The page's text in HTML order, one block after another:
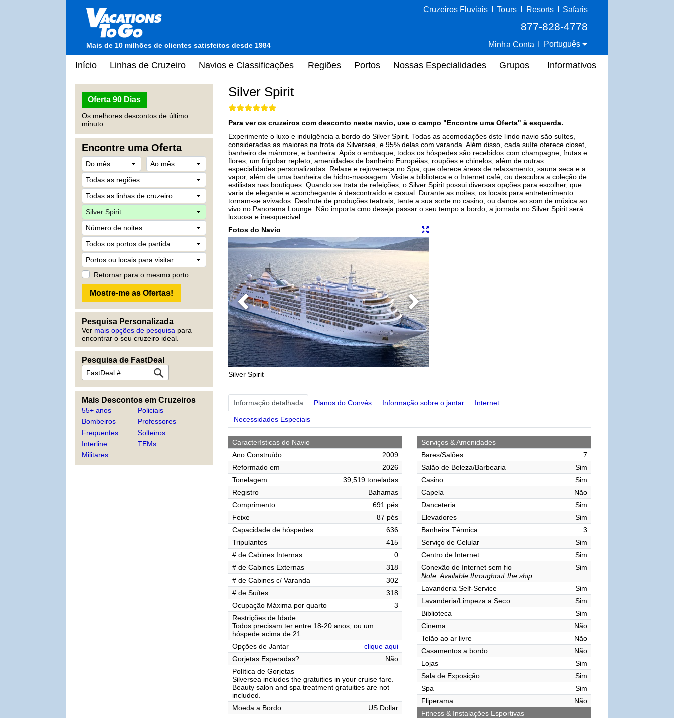
Mais de 10 milhões de clientes satisfeitos desde 1984
Cruzeiros Fluviais Tours Resorts Safaris
877-828-4778
Minha Conta Português
Início Linhas de Cruzeiro Navios e Classificações Regiões Portos Nossas Especialidades Grupos Informativos
Oferta 90 Dias
Os melhores descontos de último
minuto.
Encontre uma Oferta
Retornar para o mesmo porto
Pesquisa Personalizada
Ver mais opções de pesquisa para
encontrar o seu cruzeiro ideal.
Pesquisa de FastDeal
Mais Descontos em Cruzeiros
55+ anos
Bombeiros
Frequentes
Interline
Militares
Policiais
Professores
Solteiros
TEMs
Silver Spirit
Para ver os cruzeiros com desconto neste navio, use o campo "Encontre uma Oferta" à esquerda.
Experimente o luxo e indulgência a bordo do Silver Spirit. Todas as acomodações dste lindo navio são suítes,
consideradas as maiores na frota da Silversea, e 95% delas com varanda. Além disso, cada suíte oferece closet,
banheiro de mármore, e banheira. Após o embaque, todos os hóspedes são recebidos com champagne, frutas e
flores, um frigobar repleto, amenidades de banheiro Européias, roupões e chinelos, além de outras
especialidades personalizadas. Relaxe e rejuveneça no Spa, que oferece áreas de relaxamento, sauna seca e a
vapor, além de uma banheira de hidro-massagem. Visite a biblioteca e o Internet café, ou descubra a coleção de
estilistas nas boutiques. Quando se trata de refeições, o Silver Spirit possui diversas opções para escolher, que
varia de elegante e aconchegante à descontraído e casual. Durante as noites, os locais para entretenimento
tornam-se avivados. Desfrute de produções teatrais, tente a sua sorte no casino, ou dance ao som de música ao
vivo no Panorama Lounge. Não importa cmo deseja passar o seu tempo a bordo; a jornada no Silver Spirit será
luxuosa e inesquecível.
Fotos do Navio
Previous Next
Silver Spirit
Informação detalhada Planos do Convés Informação sobre o jantar Internet
Necessidades Especiais
Características do Navio
Ano Construído
2009
Reformado em
2026
Tonelagem
39,519 toneladas
Registro
Bahamas
Comprimento
691 pés
Feixe
87 pés
Capacidade de hóspedes
636
Tripulantes
415
# de Cabines Internas
0
# de Cabines Externas
318
# de Cabines c/ Varanda
302
# de Suítes
318
Ocupação Máxima por quarto
3
Restrições de Idade
Todos precisam ter entre 18-20 anos, ou um
hóspede acima de 21
Opções de Jantar
clique aqui
Gorjetas Esperadas?
Não
Política de Gorjetas
Silversea includes the gratuities in your cruise fare.
Beauty salon and spa treatment gratuities are not
included.
Moeda a Bordo
US Dollar
Serviços & Amenidades
Bares/Salões
7
Salão de Beleza/Barbearia
Sim
Casino
Sim
Capela
Não
Danceteria
Sim
Elevadores
Sim
Banheira Térmica
3
Serviço de Celular
Sim
Centro de Internet
Sim
Conexão de Internet sem fio
Note: Available throughout the ship
Sim
Lavanderia Self-Service
Sim
Lavanderia/Limpeza a Seco
Sim
Biblioteca
Sim
Cinema
Não
Telão ao ar livre
Não
Casamentos a bordo
Não
Lojas
Sim
Sala de Exposição
Sim
Spa
Sim
Fliperama
Não
Fitness & Instalações Esportivas